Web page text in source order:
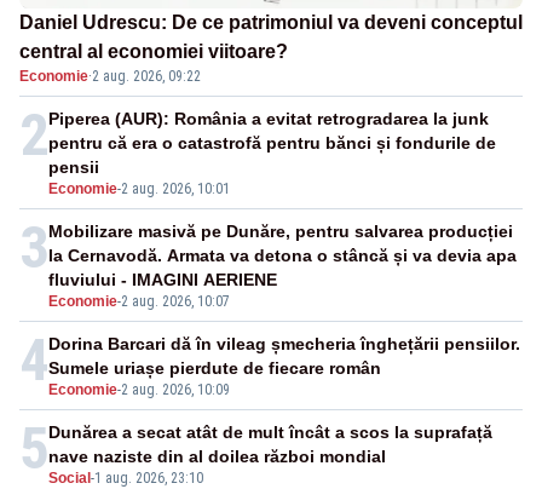
Daniel Udrescu: De ce patrimoniul va deveni conceptul
central al economiei viitoare?
Economie·2 aug. 2026, 09:22
2
Economie-2 aug. 2026, 10:01
Piperea (AUR): România a evitat retrogradarea la junk
pentru că era o catastrofă pentru bănci și fondurile de
pensii
3
Economie-2 aug. 2026, 10:07
Mobilizare masivă pe Dunăre, pentru salvarea producției
la Cernavodă. Armata va detona o stâncă și va devia apa
fluviului - IMAGINI AERIENE
4 Economie-2 aug. 2026, 10:09
Dorina Barcari dă în vileag șmecheria înghețării pensiilor.
Sumele uriașe pierdute de fiecare român
5Social -1 aug. 2026, 23:10
Dunărea a secat atât de mult încât a scos la suprafață
nave naziste din al doilea război mondial